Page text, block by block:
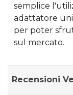
semplice
adattatore
per poter
sul mercato.
Recensioni